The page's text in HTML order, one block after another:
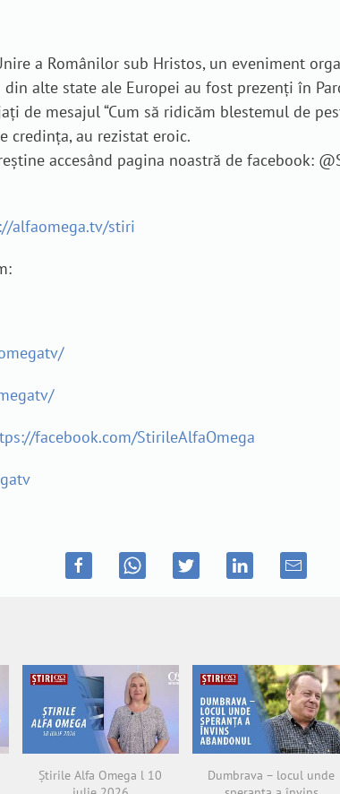
a Românilor sub Hristos, un eveniment
alte state ale Europei au fost prezenți în
de mesajul “Cum să ridicăm blestemul de
credința, au rezistat eroic.
accesând pagina noastră de facebook:
alfaomega.tv/stiri
facebook.com/StirileAlfaOmega
Știrile Alfa Omega l 10
Dumbrava – locul unde